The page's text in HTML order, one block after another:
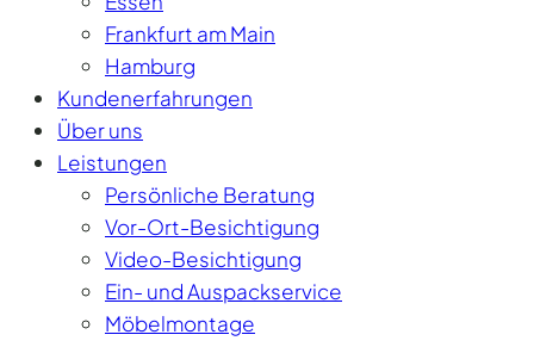
Frankfurt am Main
Hamburg
Kundenerfahrungen
Über uns
Leistungen
Persönliche Beratung
Vor-Ort-Besichtigung
Video-Besichtigung
Ein- und Auspackservice
Möbelmontage